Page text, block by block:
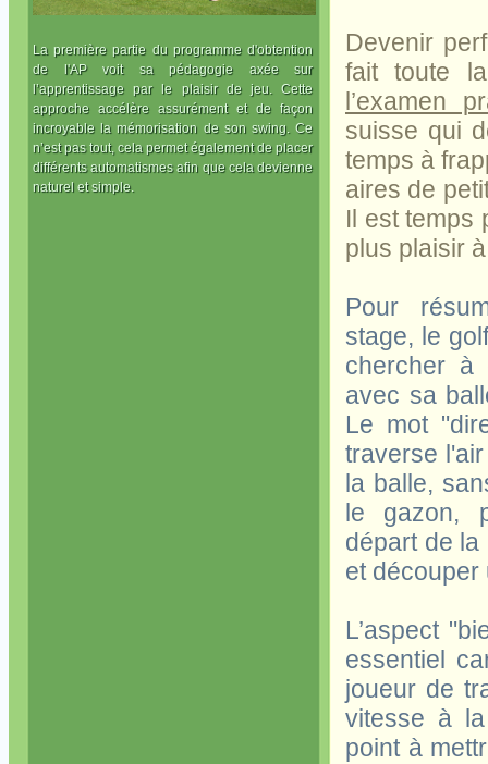
La première partie du programme d'obtention
de l'AP voit sa pédagogie axée sur
l’apprentissage par le plaisir de jeu. Cette
approche accélère assurément et de façon
incroyable la mémorisation de son swing. Ce
n’est pas tout, cela permet également de placer
différents automatismes afin que cela devienne
naturel et simple.
Devenir
fait toute
l’examen
suisse qui
temps à
aires de
Il est temps
plus plaisir
Pour
stage, le
chercher à
avec sa
Le mot
traverse
la balle,
le gazon,
départ de
et découper
L’aspect
essentiel
joueur de
vitesse à
point à